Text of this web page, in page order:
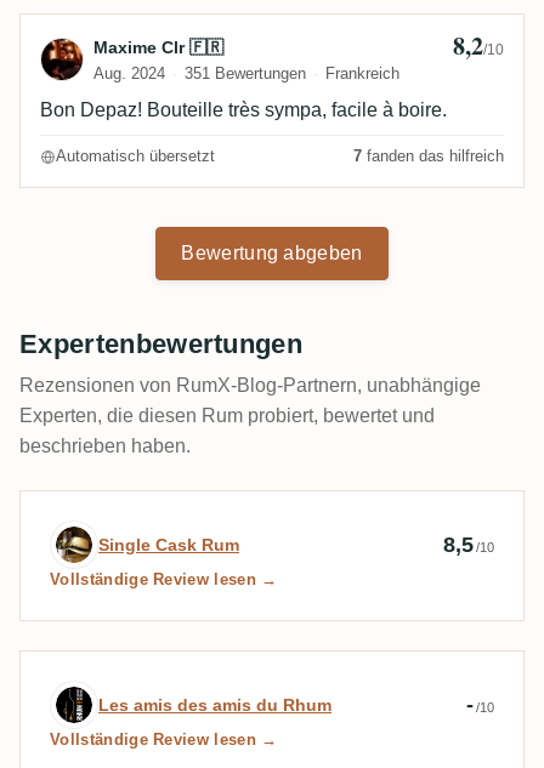
Bewertung von Maxime Clr 🇫🇷
Maxime Clr 🇫🇷
Aug. 2024 351 Bewertungen Frankreich
8,2/10
Bon Depaz! Bouteille très sympa, facile à boire.
Automatisch übersetzt 7 fanden das hilfreich
Bewertung abgeben
Expertenbewertungen
Rezensionen von RumX-Blog-Partnern, unabhängige
Experten, die diesen Rum probiert, bewertet und
beschrieben haben.
Expertenbewertung von Single Cask Rum
Single Cask Rum 8,5/10
Vollständige Review lesen →
Expertenbewertung von Les amis des
Les amis des amis du Rhum -/10
Vollständige Review lesen →